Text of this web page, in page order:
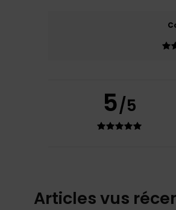
5/5
Articles vus